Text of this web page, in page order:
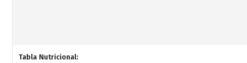
Tabla Nutricional: